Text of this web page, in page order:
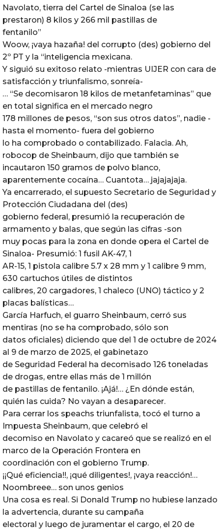
Navolato, tierra del Cartel de Sinaloa (se las
prestaron) 8 kilos y 266 mil pastillas de
fentanilo”
Woow, ¡vaya hazaña! del corrupto (des) gobierno del
2º PT y la “inteligencia mexicana.
Y siguió su exitoso relato -mientras UIJER con cara de
satisfacción y triunfalismo, sonreía-
… “Se decomisaron 18 kilos de metanfetaminas” que
en total significa en el mercado negro
178 millones de pesos, “son sus otros datos”, nadie -
hasta el momento- fuera del gobierno
lo ha comprobado o contabilizado. Falacia. Ah,
robocop de Sheinbaum, dijo que también se
incautaron 150 gramos de polvo blanco,
aparentemente cocaína… Cuantota… jajajajaja.
Ya encarrerado, el supuesto Secretario de Seguridad y
Protección Ciudadana del (des)
gobierno federal, presumió la recuperación de
armamento y balas, que según las cifras -son
muy pocas para la zona en donde opera el Cartel de
Sinaloa- Presumió: 1 fusil AK-47, 1
AR-15, 1 pistola calibre 5.7 x 28 mm y 1 calibre 9 mm,
630 cartuchos útiles de distintos
calibres, 20 cargadores, 1 chaleco (UNO) táctico y 2
placas balísticas…
García Harfuch, el guarro Sheinbaum, cerró sus
mentiras (no se ha comprobado, sólo son
datos oficiales) diciendo que del 1 de octubre de 2024
al 9 de marzo de 2025, el gabinetazo
de Seguridad Federal ha decomisado 126 toneladas
de drogas, entre ellas más de 1 millón
de pastillas de fentanilo. ¡Ajá!… ¿En dónde están,
quién las cuida? No vayan a desaparecer.
Para cerrar los speachs triunfalista, tocó el turno a
Impuesta Sheinbaum, que celebró el
decomiso en Navolato y cacareó que se realizó en el
marco de la Operación Frontera en
coordinación con el gobierno Trump.
¡¡Qué eficiencia!!, ¡qué diligentes!, ¡vaya reacción!…
Noombreee… son unos genios
Una cosa es real. Si Donald Trump no hubiese lanzado
la advertencia, durante su campaña
electoral y luego de juramentar el cargo, el 20 de